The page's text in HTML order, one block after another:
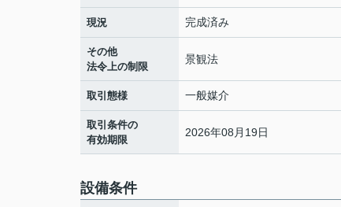
現況 完成済み
その他
法令上の制限
景観法
取引態様 一般媒介
取引条件の
有効期限
2026年08月19日
設備条件